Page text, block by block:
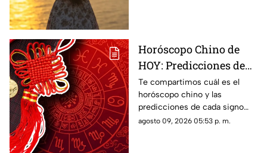
Horóscopo Chino de
HOY: Predicciones de
este domingo 9 de
agosto de 2026 para
cada signo del zodiaco
Te compartimos cuál es el
horóscopo chino y las
predicciones de cada signo
para el día de hoy, domingo 9
agosto 09, 2026 05:53 p. m.